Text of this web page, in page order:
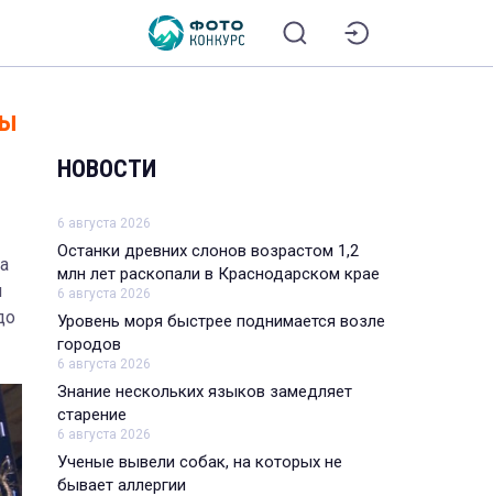
НОВОСТИ
6 августа 2026
Останки древних слонов возрастом 1,2
млн лет раскопали в Краснодарском крае
6 августа 2026
Уровень моря быстрее поднимается возле
городов
6 августа 2026
Знание нескольких языков замедляет
старение
6 августа 2026
Ученые вывели собак, на которых не
бывает аллергии